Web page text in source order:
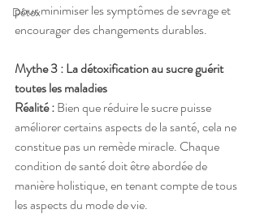
Détox
pour minimiser les symptômes de sevrage et
encourager des changements durables.
Mythe 3 : La détoxification au sucre guérit
toutes les maladies
Réalité : Bien que réduire le sucre puisse
améliorer certains aspects de la santé, cela ne
constitue pas un remède miracle. Chaque
condition de santé doit être abordée de
manière holistique, en tenant compte de tous
les aspects du mode de vie.